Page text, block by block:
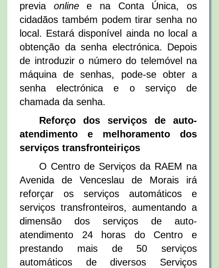
previa onlinee na Conta Única, os
cidadãos também podem tirar senha no
local. Estará disponível ainda no local a
obtenção da senha electrónica. Depois
de introduzir o número do telemóvel na
máquina de senhas, pode-se obter a
senha electrónica e o serviço de
chamada da senha.
Reforço dos serviços de auto-
atendimento e melhoramento dos
serviços transfronteiriços
O Centro de Serviços da RAEM na
Avenida de Venceslau de Morais irá
reforçar os serviços automáticos e
serviços transfronteiros, aumentando a
dimensão dos serviços de auto-
atendimento 24 horas do Centro e
prestando mais de 50 serviços
automáticos de diversos Serviços